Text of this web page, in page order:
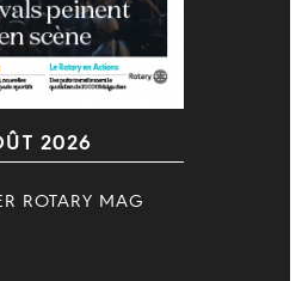
2026
ROTARY MAG